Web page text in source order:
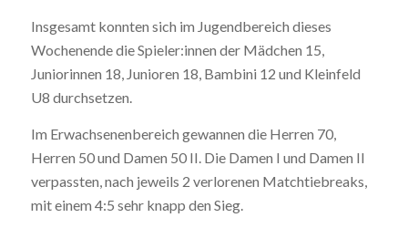
Insgesamt konnten sich im Jugendbereich dieses
Wochenende die Spieler:innen der Mädchen 15,
Juniorinnen 18, Junioren 18, Bambini 12 und Kleinfeld
U8 durchsetzen.
Im Erwachsenenbereich gewannen die Herren 70,
Herren 50 und Damen 50 II. Die Damen I und Damen II
verpassten, nach jeweils 2 verlorenen Matchtiebreaks,
mit einem 4:5 sehr knapp den Sieg.